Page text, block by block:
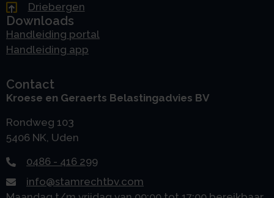
Driebergen
Downloads
Handleiding portal
Handleiding app
Contact
Kroese en Geraerts Belastingadvies BV
Rondweg 103
5406 NK, Uden
0486 - 416 299
info@stamrechtbv.com